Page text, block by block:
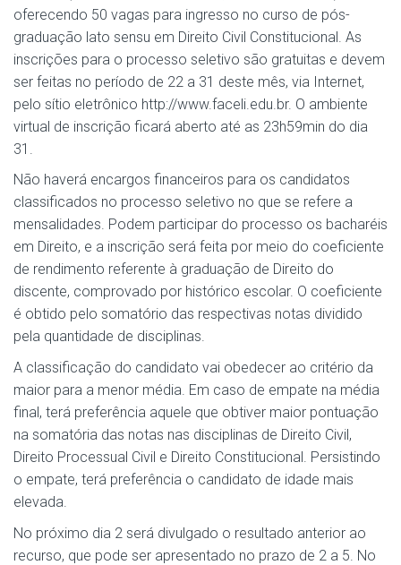
oferecendo 50 vagas para ingresso no curso de pós-
graduação lato sensu em Direito Civil Constitucional. As
inscrições para o processo seletivo são gratuitas e devem
ser feitas no período de 22 a 31 deste mês, via Internet,
pelo sítio eletrônico http://www.faceli.edu.br. O ambiente
virtual de inscrição ficará aberto até as 23h59min do dia
31.
Não haverá encargos financeiros para os candidatos
classificados no processo seletivo no que se refere a
mensalidades. Podem participar do processo os bacharéis
em Direito, e a inscrição será feita por meio do coeficiente
de rendimento referente à graduação de Direito do
discente, comprovado por histórico escolar. O coeficiente
é obtido pelo somatório das respectivas notas dividido
pela quantidade de disciplinas.
A classificação do candidato vai obedecer ao critério da
maior para a menor média. Em caso de empate na média
final, terá preferência aquele que obtiver maior pontuação
na somatória das notas nas disciplinas de Direito Civil,
Direito Processual Civil e Direito Constitucional. Persistindo
o empate, terá preferência o candidato de idade mais
elevada.
No próximo dia 2 será divulgado o resultado anterior ao
recurso, que pode ser apresentado no prazo de 2 a 5. No